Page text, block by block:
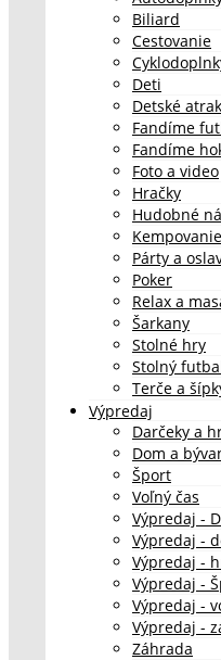
Biliard
Cestovanie
Deti
Detské
Fandíme
Fandíme
Foto a video
Hračky
Hudobné
Kempovanie
Párty a
Poker
Relax a
Šarkany
Stolné hry
Stolný
Terče a
Výpredaj
Darčeky a
Dom a
Šport
Voľný čas
Výpredaj -
Výpredaj -
Výpredaj -
Výpredaj -
Výpredaj -
Výpredaj -
Záhrada